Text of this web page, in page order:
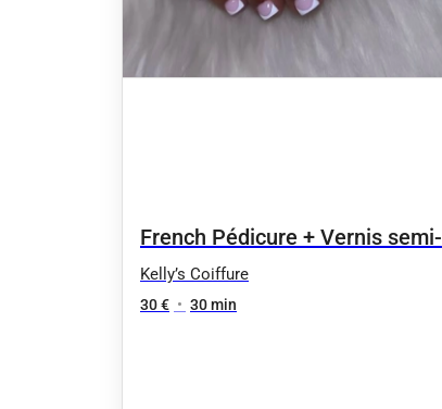
French Pédicure + Vernis semi-
permanent
Kelly’s Coiffure
30 € • 30 min